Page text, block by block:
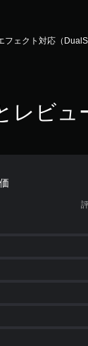
フェクト対応（
レビュ